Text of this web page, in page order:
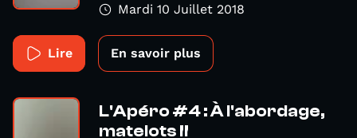
Mardi 10 Juillet 2018
Lire En savoir plus
L'Apéro #4 : À l'abordage,
matelots !!